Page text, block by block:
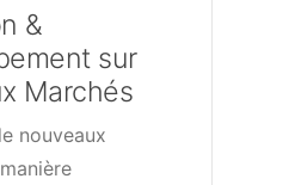
&
sur
Marchés
nouveaux